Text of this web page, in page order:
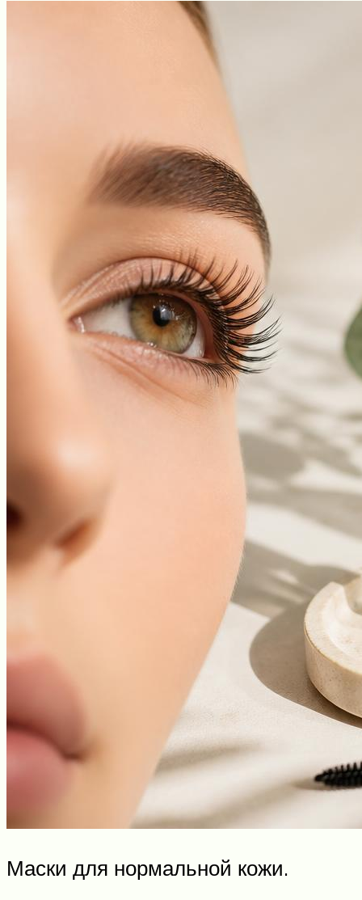
Маски для нормальной кожи.